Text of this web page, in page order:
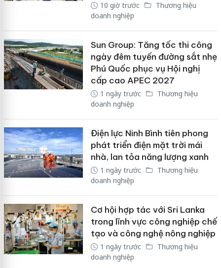
10 giờ trước
Thương hiệu
doanh nghiệp
Sun Group: Tăng tốc thi công
ngày đêm tuyến đường sắt nhẹ
Phú Quốc phục vụ Hội nghị
cấp cao APEC 2027
1 ngày trước
Thương hiệu
doanh nghiệp
Điện lực Ninh Bình tiên phong
phát triển điện mặt trời mái
nhà, lan tỏa năng lượng xanh
1 ngày trước
Thương hiệu
doanh nghiệp
Cơ hội hợp tác với Sri Lanka
trong lĩnh vực công nghiệp chế
tạo và công nghệ nông nghiệp
1 ngày trước
Thương hiệu
doanh nghiệp